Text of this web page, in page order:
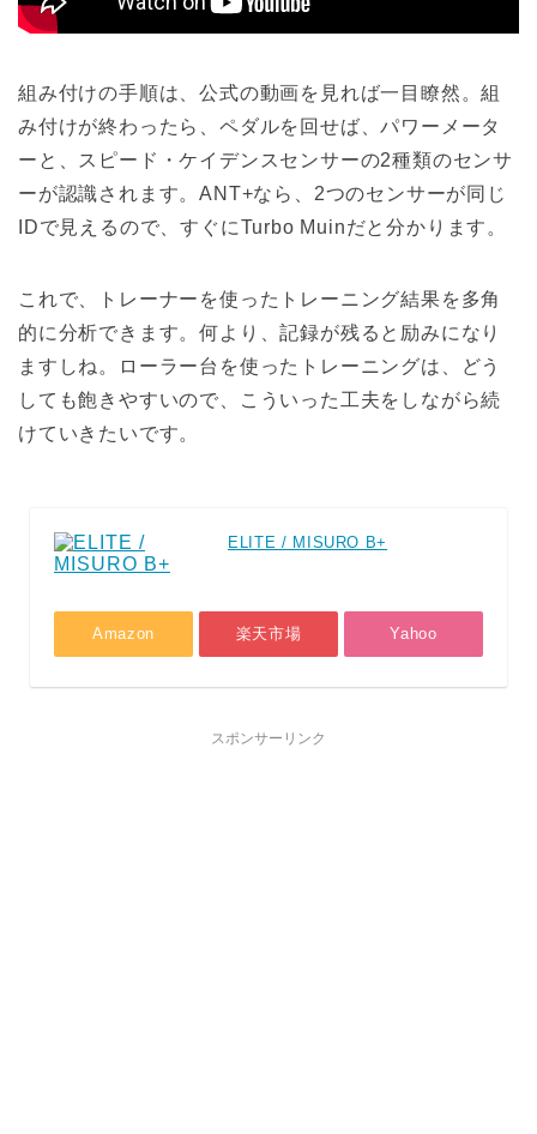
組み付けの手順は、公式の動画を見れば一目瞭然。組
み付けが終わったら、ペダルを回せば、パワーメータ
ーと、スピード・ケイデンスセンサーの2種類のセンサ
ーが認識されます。ANT+なら、2つのセンサーが同じ
IDで見えるので、すぐにTurbo Muinだと分かります。
これで、トレーナーを使ったトレーニング結果を多角
的に分析できます。何より、記録が残ると励みになり
ますしね。ローラー台を使ったトレーニングは、どう
しても飽きやすいので、こういった工夫をしながら続
けていきたいです。
ELITE / MISURO B+
Amazon 楽天市場 Yahoo
スポンサーリンク